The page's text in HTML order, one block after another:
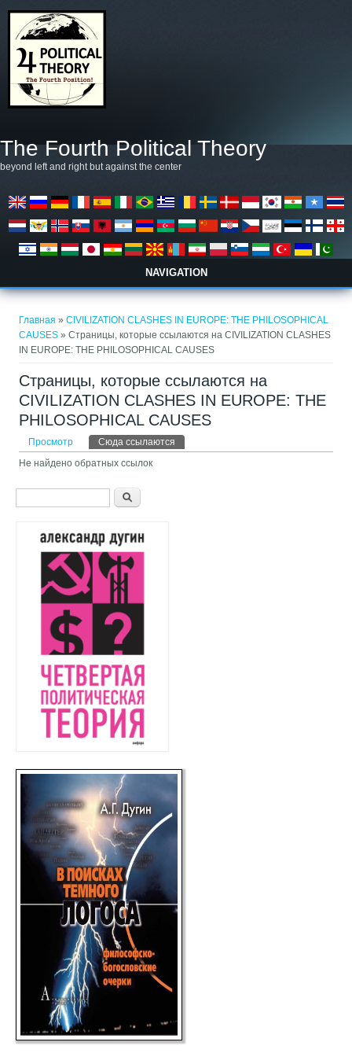
The Fourth Political Theory
beyond left and right but against the center
NAVIGATION
Главная »CIVILIZATION CLASHES IN EUROPE: THE PHILOSOPHICAL
CAUSES » Страницы, которые ссылаются на CIVILIZATION CLASHES
IN EUROPE: THE PHILOSOPHICAL CAUSES
Страницы, которые ссылаются на
CIVILIZATION CLASHES IN EUROPE: THE
PHILOSOPHICAL CAUSES
Главные вкладки
Просмотр Сюда ссылаются
Не найдено обратных ссылок
Форма поиска